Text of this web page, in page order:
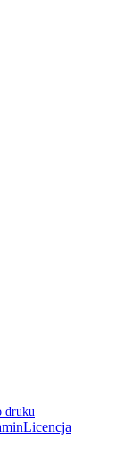
druku
Licencja